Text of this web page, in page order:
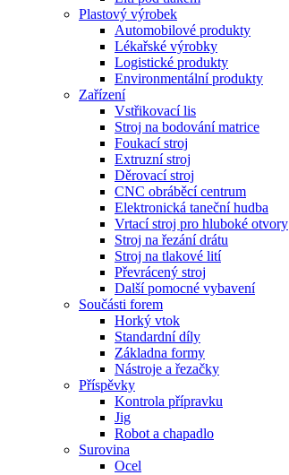
Plastový výrobek
Automobilové produkty
Lékařské výrobky
Logistické produkty
Environmentální produkty
Zařízení
Vstřikovací lis
Stroj na bodování matrice
Foukací stroj
Extruzní stroj
Děrovací stroj
CNC obráběcí centrum
Elektronická taneční hudba
Vrtací stroj pro hluboké otvory
Stroj na řezání drátu
Stroj na tlakové lití
Převrácený stroj
Další pomocné vybavení
Součásti forem
Horký vtok
Standardní díly
Základna formy
Nástroje a řezačky
Příspěvky
Kontrola přípravku
Jig
Robot a chapadlo
Surovina
Ocel